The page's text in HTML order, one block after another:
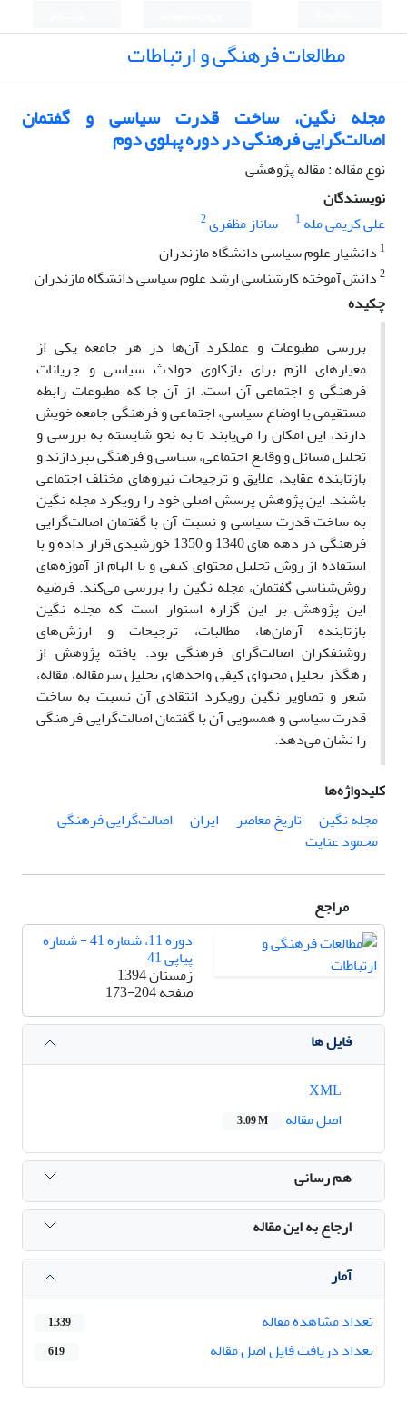
مطالعات فرهنگی و ارتباطات
مجله نگین، ساخت قدرت سیاسی و گفتمان
اصالت‌گرایی فرهنگی در دوره پهلوی دوم
نوع مقاله : مقاله پژوهشی
نویسندگان
علی کریمی مله 1 ساناز مظفری2
1 دانشیار علوم سیاسی دانشگاه مازندران
2دانش آموخته کارشناسی ارشد علوم سیاسی دانشگاه مازندران
چکیده
بررسی مطبوعات و عملکرد آن‌ها در هر جامعه یکی از
معیارهای لازم برای بازکاوی حوادث سیاسی و جریانات
فرهنگی و اجتماعی آن است. از آن جا که مطبوعات رابطه
مستقیمی با اوضاع سیاسی، اجتماعی و فرهنگی جامعه خویش
دارند، این امکان را می‌یابند تا به نحو شایسته به بررسی و
تحلیل مسائل و وقایع اجتماعی، سیاسی و فرهنگی بپردازند و
بازتابنده عقاید، علایق و ترجیحات نیروهای مختلف اجتماعی
باشند. این پژوهش پرسش اصلی خود را رویکرد مجله نگین
به ساخت قدرت سیاسی و نسبت آن با گفتمان اصالت‌گرایی
فرهنگی در دهه های 1340 و 1350 خورشیدی قرار داده و با
استفاده از روش تحلیل محتوای کیفی و با الهام از آموزه‌های
روش‌شناسی گفتمان، مجله نگین را بررسی می‌کند. فرضیه
این پژوهش بر این گزاره استوار است که مجله نگین
بازتابنده آرمان‌ها، مطالبات، ترجیحات و ارزش‌های
روشنفکران اصالت‌گرای فرهنگی بود. یافته پژوهش از
رهگذر تحلیل محتوای کیفی واحدهای تحلیل سرمقاله، مقاله،
شعر و تصاویر نگین رویکرد انتقادی آن نسبت به ساخت
قدرت سیاسی و همسویی آن با گفتمان اصالت‌گرایی فرهنگی
را نشان می‌دهد.
کلیدواژه‌ها
مجله نگین
تاریخ معاصر ایران
اصالت‌گرایی فرهنگی
محمود عنایت
مراجع
دوره 11، شماره 41 - شماره
پیاپی 41
زمستان 1394
صفحه173-204
فایل ها
اصل مقاله
3.09 M
هم رسانی
ارجاع به این مقاله
آمار
تعداد مشاهده مقاله
1,339
تعداد دریافت فایل اصل مقاله 619